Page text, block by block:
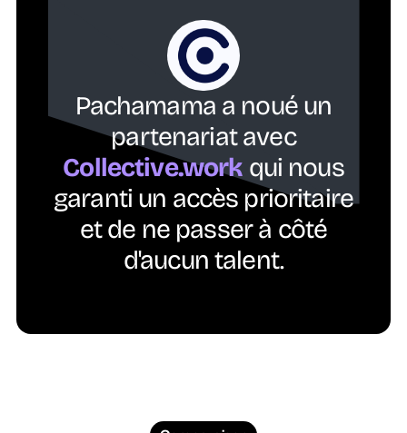
Pachamama a noué un
partenariat avec
Collective.work qui nous
garanti un accès prioritaire
et de ne passer à côté
d'aucun talent.